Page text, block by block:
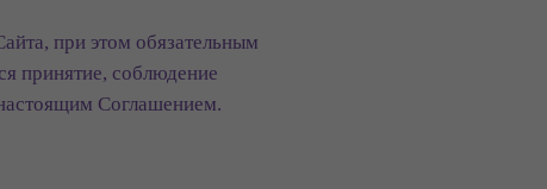
при этом обязательным
принятие, соблюдение
Соглашением.